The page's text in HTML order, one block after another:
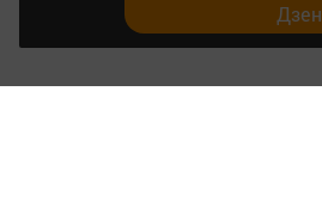
Дзен